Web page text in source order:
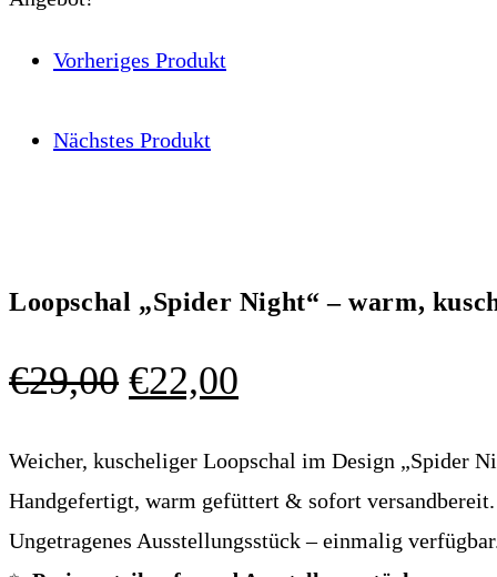
Vorheriges Produkt
Nächstes Produkt
Loopschal „Spider Night“ – warm,
€29,00 Ursprünglicher
war:
€29,00
€22,00
ist:
€22,00.
Weicher, kuscheliger Loopschal im Design „Spider
Handgefertigt, warm gefüttert & sofort versandbereit.
Ungetragenes Ausstellungsstück – einmalig